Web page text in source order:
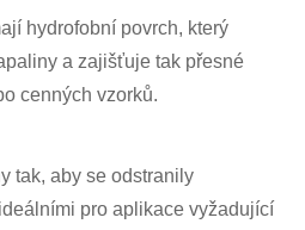
hydrofobní povrch, který
a zajišťuje tak přesné
cenných vzorků.
tak, aby se odstranily
pro aplikace vyžadující